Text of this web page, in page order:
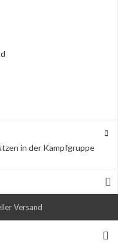
in der Kampfgruppe
Versand